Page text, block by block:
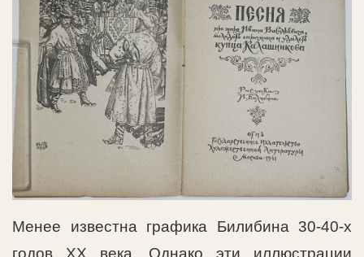
Менее известна графика Билибина 30-40-х
годов XX века. Однако эти иллюстрации